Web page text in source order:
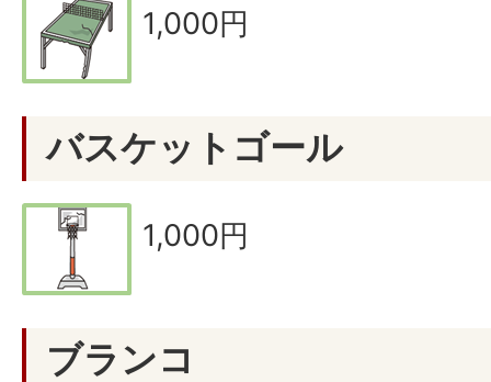
1,000円
バスケットゴール
1,000円
ブランコ